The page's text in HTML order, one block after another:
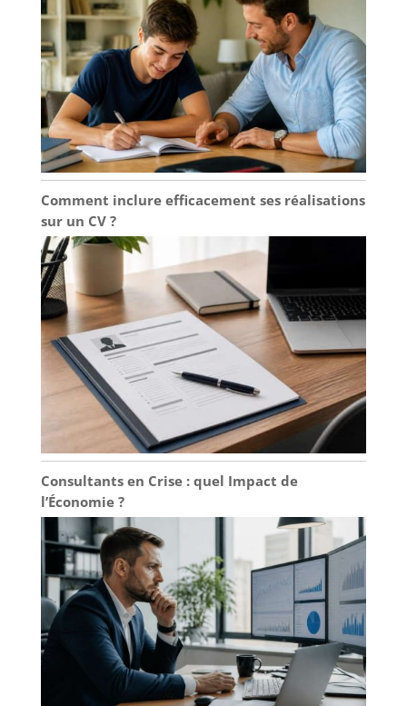
Comment inclure efficacement ses réalisations
sur un CV ?
Consultants en Crise : quel Impact de
l’Économie ?